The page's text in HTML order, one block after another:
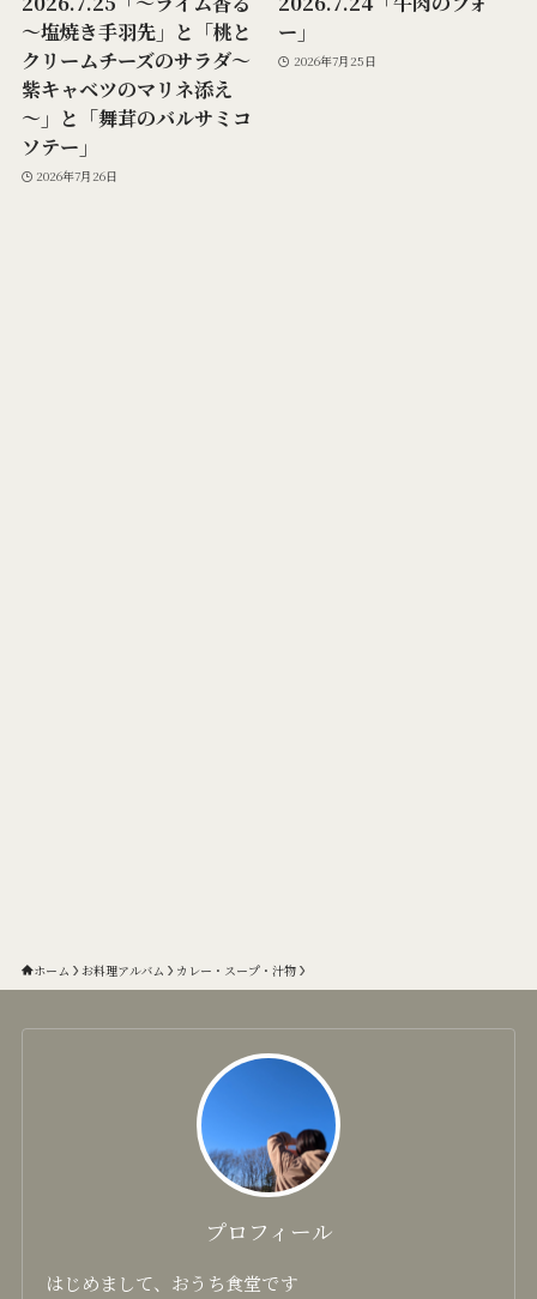
～塩焼き手羽先」と「桃と
クリームチーズのサラダ～
紫キャベツのマリネ添え
～」と「舞茸のバルサミコ
ソテー」
2026年7月26日
ー」
2026年7月25日
ホーム お料理アルバム カレー・スープ・汁物
プロフィール
はじめまして、おうち食堂です